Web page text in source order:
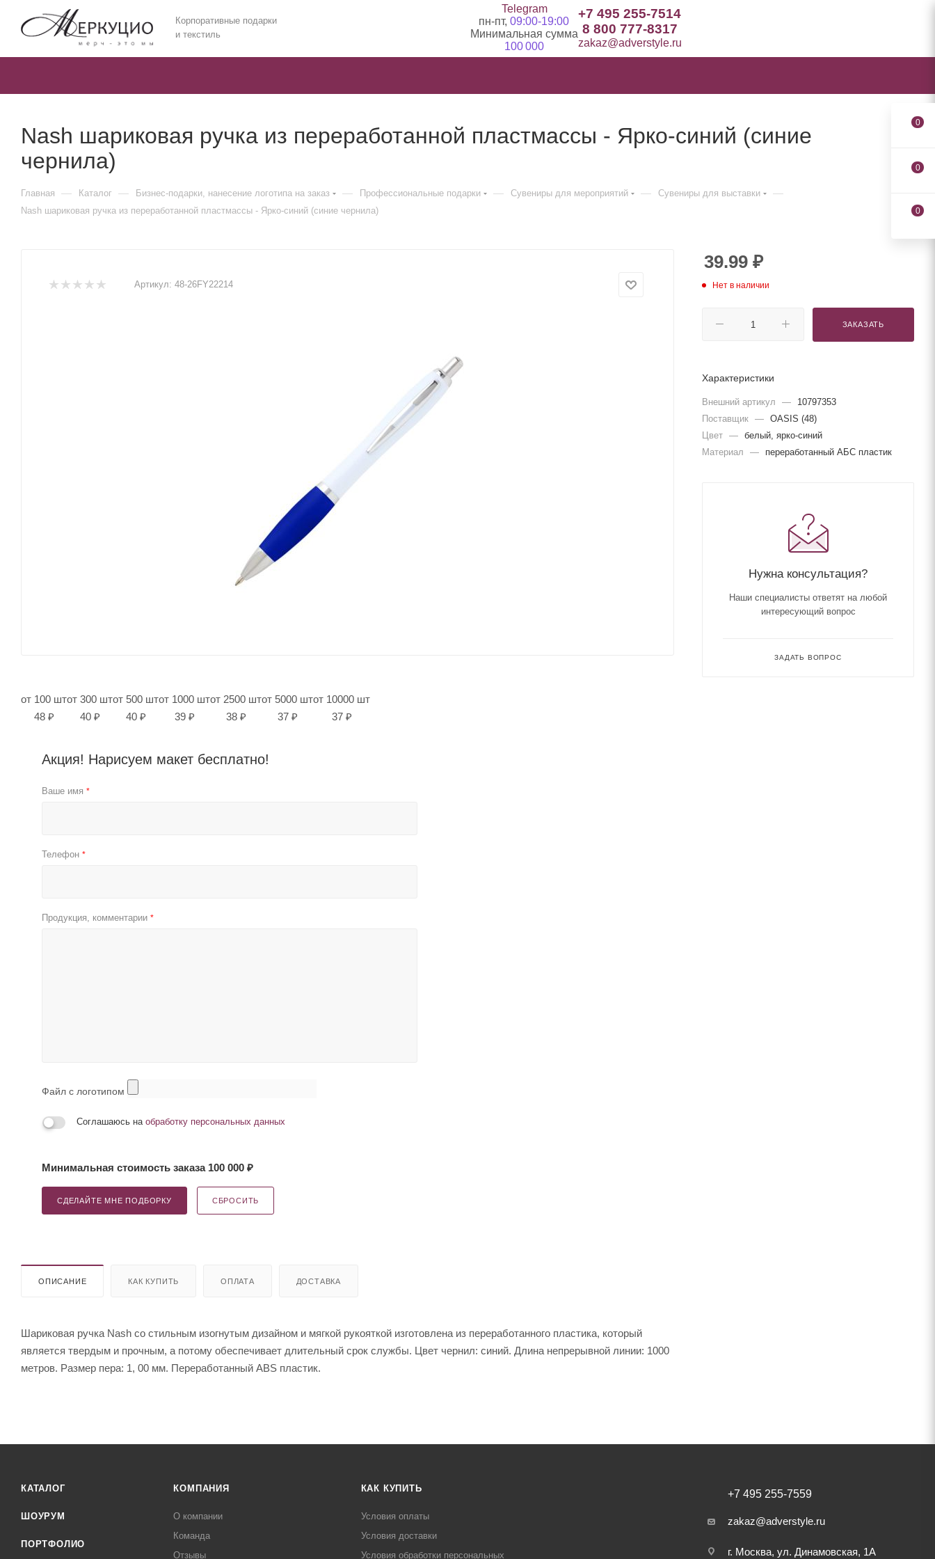
Корпоративные подарки
и текстиль
Telegram
пн-пт, 09:00-19:00
Минимальная сумма
100 000
+7 495 255-7514
8 800 777-8317
zakaz@adverstyle.ru
Nash шариковая ручка из переработанной пластмассы - Ярко-синий (синие
чернила)
Главная — Каталог — Бизнес-подарки, нанесение логотипа на заказ — Профессиональные подарки — Сувениры для мероприятий — Сувениры для выставки —
Nash шариковая ручка из переработанной пластмассы - Ярко-синий (синие чернила)
Артикул: 48-26FY22214
от 100 шт
48 ₽
от 300 шт
40 ₽
от 500 шт
40 ₽
от 1000 шт
39 ₽
от 2500 шт
38 ₽
от 5000 шт
37 ₽
от 10000 шт
37 ₽
Акция! Нарисуем макет бесплатно!
Ваше имя *
Телефон *
Продукция, комментарии *
Файл с логотипом
Соглашаюсь на обработку персональных данных
Минимальная стоимость заказа 100 000 ₽
СДЕЛАЙТЕ МНЕ ПОДБОРКУ СБРОСИТЬ
ОПИСАНИЕ КАК КУПИТЬ ОПЛАТА ДОСТАВКА
Шариковая ручка Nash со стильным изогнутым дизайном и мягкой рукояткой изготовлена из переработанного пластика, который
является твердым и прочным, а потому обеспечивает длительный срок службы. Цвет чернил: синий. Длина непрерывной линии: 1000
метров. Размер пера: 1, 00 мм. Переработанный ABS пластик.
39.99 ₽
Нет в наличии
ЗАКАЗАТЬ
Характеристики
Внешний артикул —
10797353
Поставщик — OASIS (48)
Цвет — белый, ярко-синий
Материал
— переработанный АБС пластик
Нужна консультация?
Наши специалисты ответят на любой
интересующий вопрос
ЗАДАТЬ ВОПРОС
КАТАЛОГ
ШОУРУМ
ПОРТФОЛИО
КОМПАНИЯ
О компании
Команда
Отзывы
КАК КУПИТЬ
Условия оплаты
Условия доставки
Условия обработки персональных
+7 495 255-7559
zakaz@adverstyle.ru
г. Москва, ул. Динамовская, 1А
0
0
0